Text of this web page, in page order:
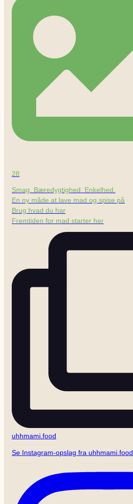
28
Smag. Bæredygtighed. Enkelhed.
En ny måde at lave mad og spise på
Brug hvad du har
Fremtiden for mad starter her
uhhmami.food
Se Instagram-opslag fra uhhmami.food